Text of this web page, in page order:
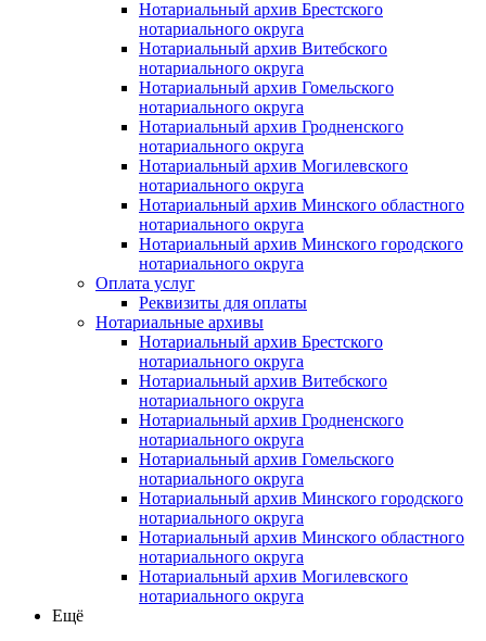
Нотариальный архив Брестского
нотариального округа
Нотариальный архив Витебского
нотариального округа
Нотариальный архив Гомельского
нотариального округа
Нотариальный архив Гродненского
нотариального округа
Нотариальный архив Могилевского
нотариального округа
Нотариальный архив Минского областного
нотариального округа
Нотариальный архив Минского городского
нотариального округа
Оплата услуг
Реквизиты для оплаты
Нотариальные архивы
Нотариальный архив Брестского
нотариального округа
Нотариальный архив Витебского
нотариального округа
Нотариальный архив Гродненского
нотариального округа
Нотариальный архив Гомельского
нотариального округа
Нотариальный архив Минского городского
нотариального округа
Нотариальный архив Минского областного
нотариального округа
Нотариальный архив Могилевского
нотариального округа
Ещё